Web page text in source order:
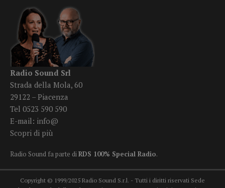
Radio Sound Srl
Strada della Mola, 60
29122 – Piacenza
Tel 0523 590 590
E-mail: info@
Scopri di più
Radio Sound fa parte diRDS 100% Special Radio.
Copyright © 1999/2025 Radio Sound S.r.l. - Tutti i diritti riservati Sede